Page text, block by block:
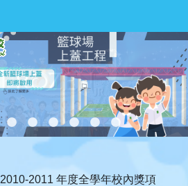
2010-2011 年度全學年校內獎項